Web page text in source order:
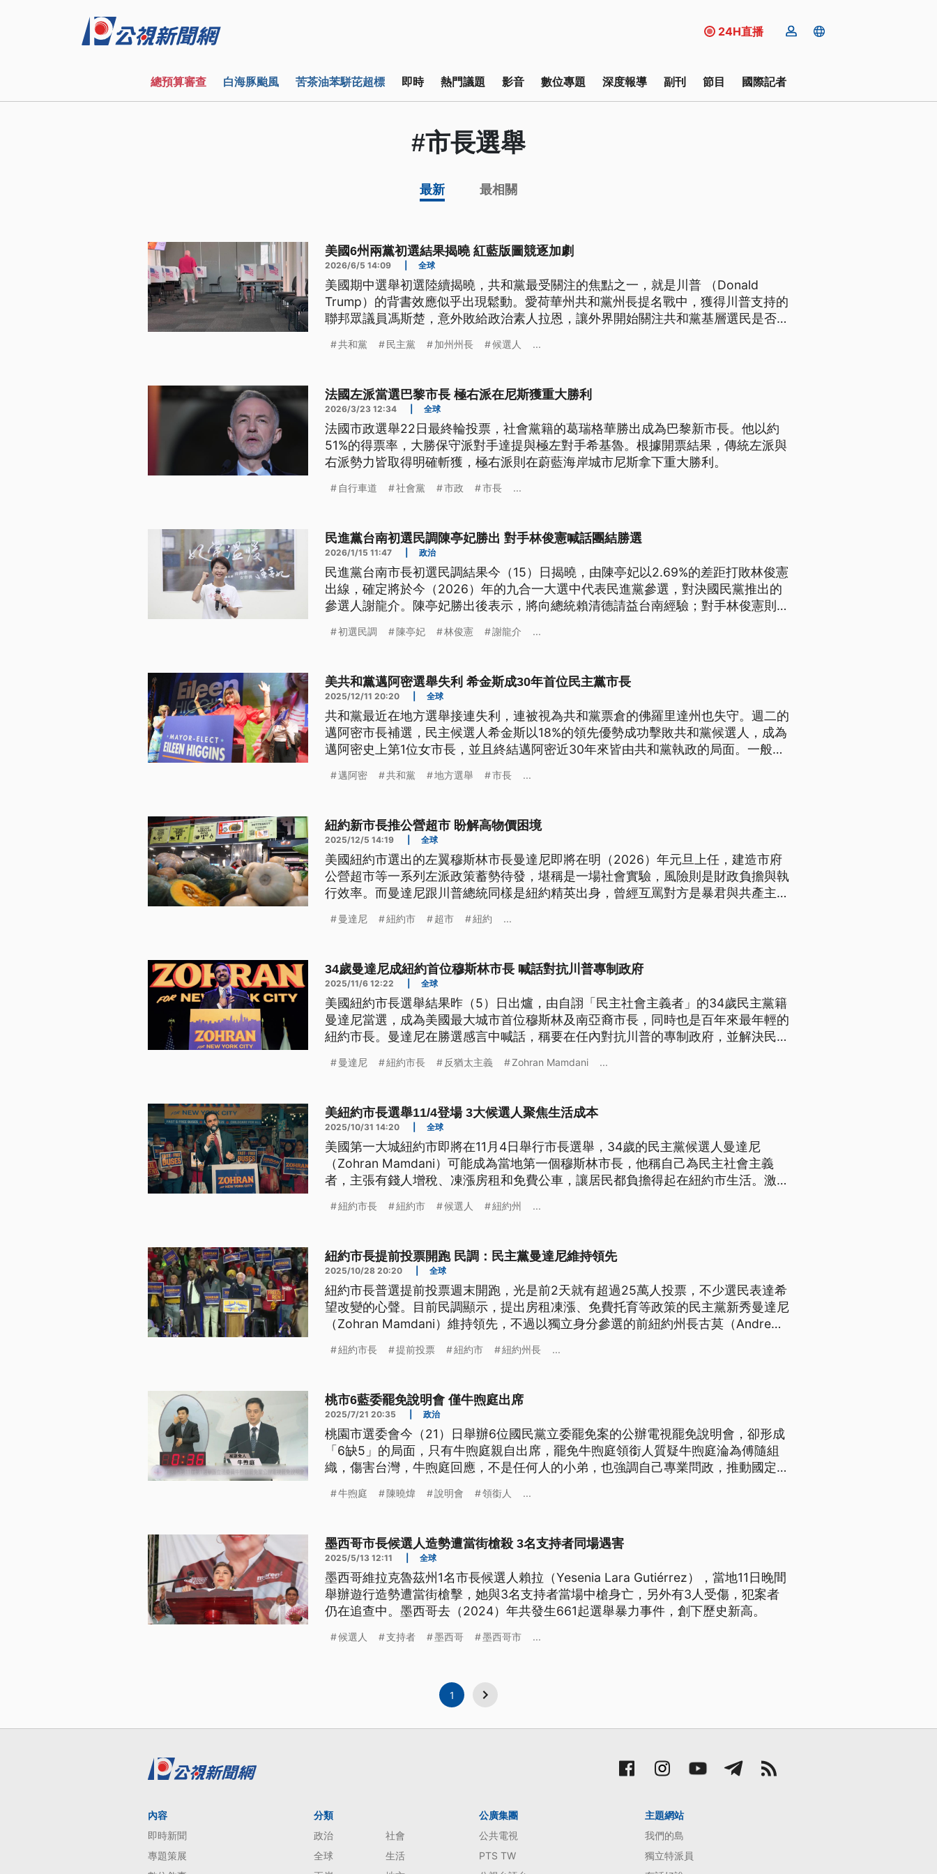
24H直播
總預算審查 白海豚颱風 苦茶油苯駢芘超標 即時 熱門議題 影音 數位專題 深度報導 副刊 節目 國際記者
#市長選舉
最新 最相關
美國6州兩黨初選結果揭曉 紅藍版圖競逐加劇
2026/6/5 14:09 全球
美國期中選舉初選陸續揭曉，共和黨最受關注的焦點之一，就是川普 （Donald
Trump）的背書效應似乎出現鬆動。愛荷華州共和黨州長提名戰中，獲得川普支持的
聯邦眾議員馮斯楚，意外敗給政治素人拉恩，讓外界開始關注共和黨基層選民是否出
共有61人投入選戰，在加州獨有的叢林初選制度下，也就是不分黨派、取前2名晉級
票，也為期中選舉增添更多觀察指標。
共和黨 民主黨 加州州長 候選人 ...
法國左派當選巴黎市長 極右派在尼斯獲重大勝利
2026/3/23 12:34 全球
法國市政選舉22日最終輪投票，社會黨籍的葛瑞格華勝出成為巴黎新市長。他以約
51%的得票率，大勝保守派對手達提與極左對手希基魯。根據開票結果，傳統左派與
右派勢力皆取得明確斬獲，極右派則在蔚藍海岸城市尼斯拿下重大勝利。
自行車道 社會黨 市政 市長 ...
民進黨台南初選民調陳亭妃勝出 對手林俊憲喊話團結勝選
2026/1/15 11:47 政治
民進黨台南市長初選民調結果今（15）日揭曉，由陳亭妃以2.69%的差距打敗林俊憲
出線，確定將於今（2026）年的九合一大選中代表民進黨參選，對決國民黨推出的
參選人謝龍介。陳亭妃勝出後表示，將向總統賴清德請益台南經驗；對手林俊憲則強
初選民調 陳亭妃 林俊憲 謝龍介 ...
美共和黨邁阿密選舉失利 希金斯成30年首位民主黨市長
2025/12/11 20:20 全球
共和黨最近在地方選舉接連失利，連被視為共和黨票倉的佛羅里達州也失守。週二的
邁阿密市長補選，民主候選人希金斯以18%的領先優勢成功擊敗共和黨候選人，成為
邁阿密史上第1位女市長，並且終結邁阿密近30年來皆由共和黨執政的局面。一般認
邁阿密 共和黨 地方選舉 市長 ...
紐約新市長推公營超市 盼解高物價困境
2025/12/5 14:19 全球
美國紐約市選出的左翼穆斯林市長曼達尼即將在明（2026）年元旦上任，建造市府
公營超市等一系列左派政策蓄勢待發，堪稱是一場社會實驗，風險則是財政負擔與執
行效率。而曼達尼跟川普總統同樣是紐約精英出身，曾經互罵對方是暴君與共產主義
達尼理性優秀，還祝他成功。
曼達尼 紐約市 超市 紐約 ...
34歲曼達尼成紐約首位穆斯林市長 喊話對抗川普專制政府
2025/11/6 12:22 全球
美國紐約市長選舉結果昨（5）日出爐，由自詡「民主社會主義者」的34歲民主黨籍
曼達尼當選，成為美國最大城市首位穆斯林及南亞裔市長，同時也是百年來最年輕的
紐約市長。曼達尼在勝選感言中喊話，稱要在任內對抗川普的專制政府，並解決民眾
曼達尼 紐約市長 反猶太主義 Zohran Mamdani ...
美紐約市長選舉11/4登場 3大候選人聚焦生活成本
2025/10/31 14:20 全球
美國第一大城紐約市即將在11月4日舉行市長選舉，34歲的民主黨候選人曼達尼
（Zohran Mamdani）可能成為當地第一個穆斯林市長，他稱自己為民主社會主義
者，主張有錢人增稅、凍漲房租和免費公車，讓居民都負擔得起在紐約市生活。激進
率的相關衝擊。
紐約市長 紐約市 候選人 紐約州 ...
紐約市長提前投票開跑 民調：民主黨曼達尼維持領先
2025/10/28 20:20 全球
紐約市長普選提前投票週末開跑，光是前2天就有超過25萬人投票，不少選民表達希
望改變的心聲。目前民調顯示，提出房租凍漲、免費托育等政策的民主黨新秀曼達尼
（Zohran Mamdani）維持領先，不過以獨立身分參選的前紐約州長古莫（Andrew
紐約市長 提前投票 紐約市 紐約州長 ...
桃市6藍委罷免說明會 僅牛煦庭出席
2025/7/21 20:35 政治
桃園市選委會今（21）日舉辦6位國民黨立委罷免案的公辦電視罷免說明會，卻形成
「6缺5」的局面，只有牛煦庭親自出席，罷免牛煦庭領銜人質疑牛煦庭淪為傅隨組
織，傷害台灣，牛煦庭回應，不是任何人的小弟，也強調自己專業問政，推動國定假
牛煦庭 陳曉煒 說明會 領銜人 ...
墨西哥市長候選人造勢遭當街槍殺 3名支持者同場遇害
2025/5/13 12:11 全球
墨西哥維拉克魯茲州1名市長候選人賴拉（Yesenia Lara Gutiérrez），當地11日晚間
舉辦遊行造勢遭當街槍擊，她與3名支持者當場中槍身亡，另外有3人受傷，犯案者
仍在追查中。墨西哥去（2024）年共發生661起選舉暴力事件，創下歷史新高。
候選人 支持者 墨西哥 墨西哥市 ...
1
內容
即時新聞
專題策展
分類
政治
社會
全球
生活
公廣集團
公共電視
PTS TW
主題網站
我們的島
獨立特派員